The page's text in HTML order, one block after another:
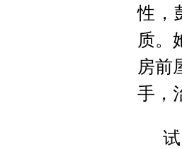
性，
质。
房前
手，